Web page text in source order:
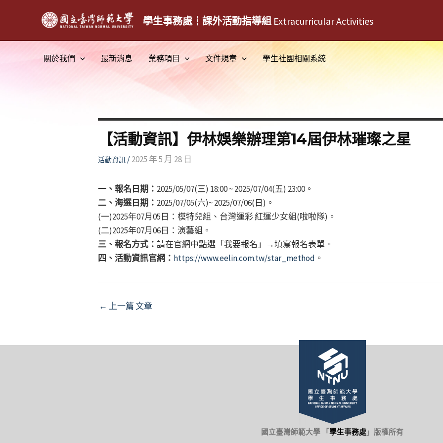
學生事務處┆課外活動指導組 Extracurricular Activities
關於我們 最新消息 業務項目 文件規章 學生社團相關系統
【活動資訊】伊林娛樂辦理第14屆伊林璀璨之星
活動資訊/2025 年 5 月 28 日
一、報名日期： 2025/05/07(三) 18:00 ~ 2025/07/04(五) 23:00。
二、海選日期： 2025/07/05(六)~ 2025/07/06(日)。
(一)2025年07月05日：模特兒組、台灣運彩 紅運少女組(啦啦隊)。
(二)2025年07月06日：演藝組。
三、報名方式： 請在官網中點選「我要報名」→填寫報名表單。
四、活動資訊官網： https://www.eelin.com.tw/star_method 。
Post
← 上一篇 文章
國立臺灣師範大學 「 學生事務處 」 版權所有